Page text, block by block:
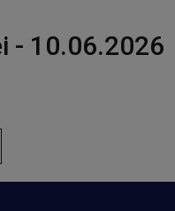
- 10.06.2026